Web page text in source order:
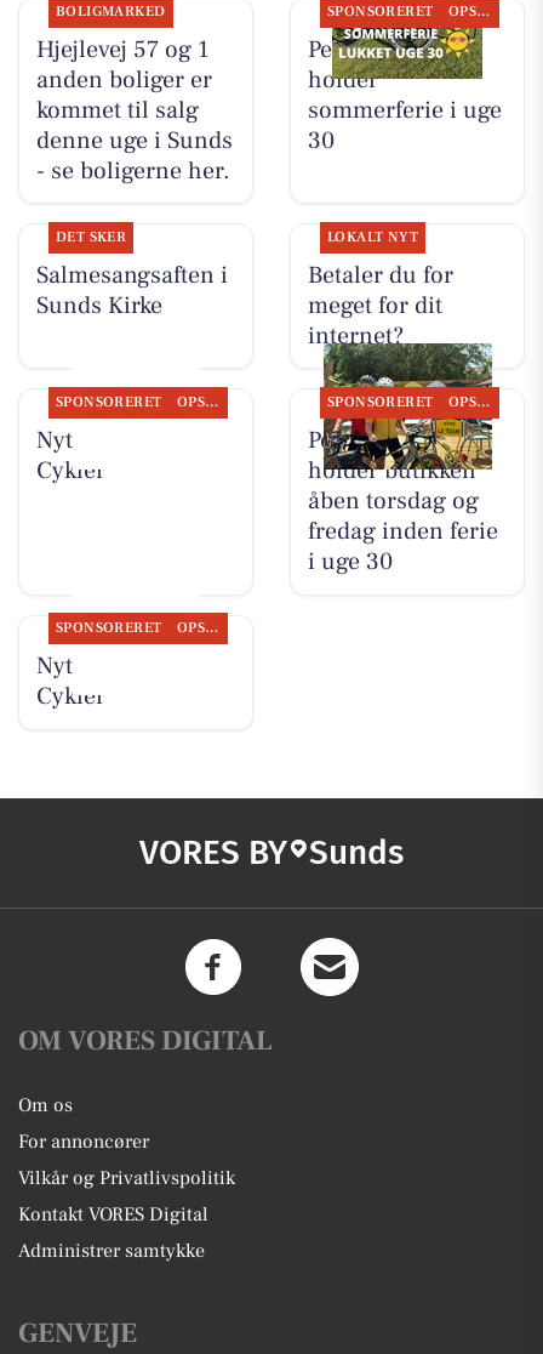
BOLIGMARKED
Hjejlevej 57 og 1
anden boliger er
kommet til salg
denne uge i Sunds
- se boligerne her.
SPONSORERET OPSLAGSTAVLEN
Per P. Cykler
holder
sommerferie i uge
30
DET SKER
Salmesangsaften i
Sunds Kirke
LOKALT NYT
Betaler du for
meget for dit
internet?
SPONSORERET OPSLAGSTAVLEN
Nyt fra Per P.
Cykler
SPONSORERET OPSLAGSTAVLEN
Per P. Cykler
holder butikken
åben torsdag og
fredag inden ferie
i uge 30
SPONSORERET OPSLAGSTAVLEN
Nyt fra Per P.
Cykler
VORES BY Sunds
OM VORES DIGITAL
Om os
For annoncører
Vilkår og Privatlivspolitik
Kontakt VORES Digital
Administrer samtykke
GENVEJE